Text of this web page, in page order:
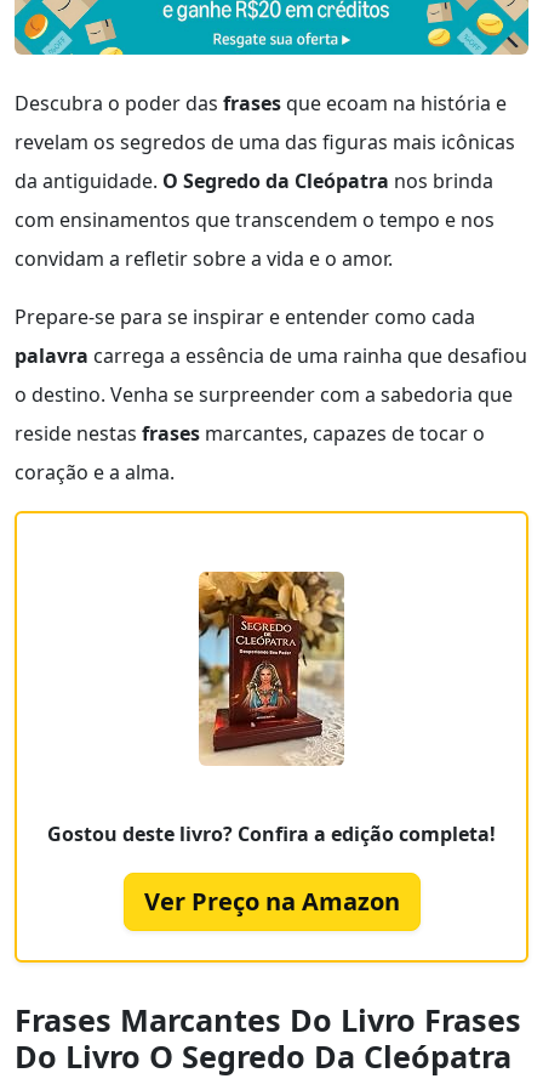
Descubra o poder das frasesque ecoam na história e
revelam os segredos de uma das figuras mais icônicas
da antiguidade. O Segredo da Cleópatra nos brinda
com ensinamentos que transcendem o tempo e nos
convidam a refletir sobre a vida e o amor.
Prepare-se para se inspirar e entender como cada
palavra carrega a essência de uma rainha que desafiou
o destino. Venha se surpreender com a sabedoria que
reside nestas frases marcantes, capazes de tocar o
coração e a alma.
Gostou deste livro? Confira a edição completa!
Ver Preço na Amazon
Frases Marcantes Do Livro Frases
Do Livro O Segredo Da Cleópatra